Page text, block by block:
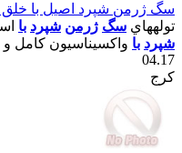
سگ ژرمن شپرد اصيل با خلق
تولههاي سگ ژرمن شپرد با
شپرد با واکسيناسيون کامل و
04.17
کرج